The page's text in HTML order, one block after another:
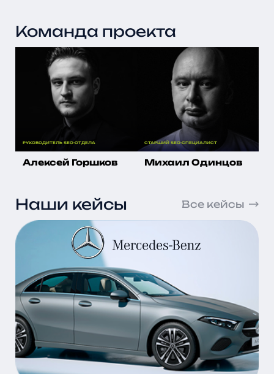
Команда проекта
РУКОВОДИТЕЛЬ SEO-ОТДЕЛА
Алексей Горшков
СТАРШИЙ SEO-СПЕЦИАЛИСТ
Михаил Одинцов
Наши кейсы Все кейсы